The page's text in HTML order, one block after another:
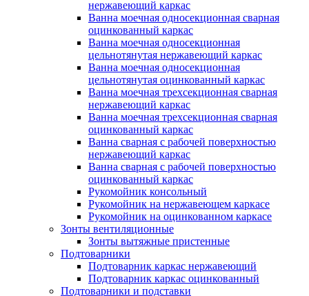
нержавеющий каркас
Ванна моечная односекционная сварная
оцинкованный каркас
Ванна моечная односекционная
цельнотянутая нержавеющий каркас
Ванна моечная односекционная
цельнотянутая оцинкованный каркас
Ванна моечная трехсекционная сварная
нержавеющий каркас
Ванна моечная трехсекционная сварная
оцинкованный каркас
Ванна сварная с рабочей поверхностью
нержавеющий каркас
Ванна сварная с рабочей поверхностью
оцинкованный каркас
Рукомойник консольный
Рукомойник на нержавеющем каркасе
Рукомойник на оцинкованном каркасе
Зонты вентиляционные
Зонты вытяжные пристенные
Подтоварники
Подтоварник каркас нержавеющий
Подтоварник каркас оцинкованный
Подтоварники и подставки